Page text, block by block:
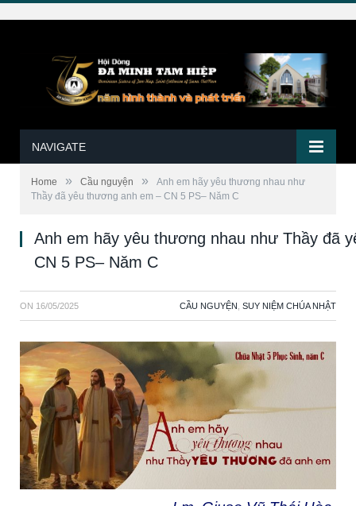
NAVIGATE
Home » Cầu nguyện »
Anh em hãy yêu thương nhau như
Thầy đã yêu thương anh em – CN 5 PS– Năm C
Anh em hãy yêu thương nhau như Thầy đã
CN 5 PS– Năm C
ON 16/05/2025 CẦU NGUYỆN SUY NIỆM CHÚA NHẬT